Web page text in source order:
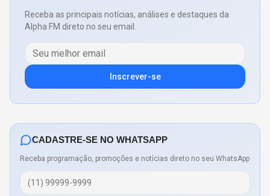
Receba as principais notícias, análises e destaques da
Alpha FM direto no seu email.
Inscrever-se
CADASTRE-SE NO WHATSAPP
Receba programação, promoções e notícias direto no seu WhatsApp